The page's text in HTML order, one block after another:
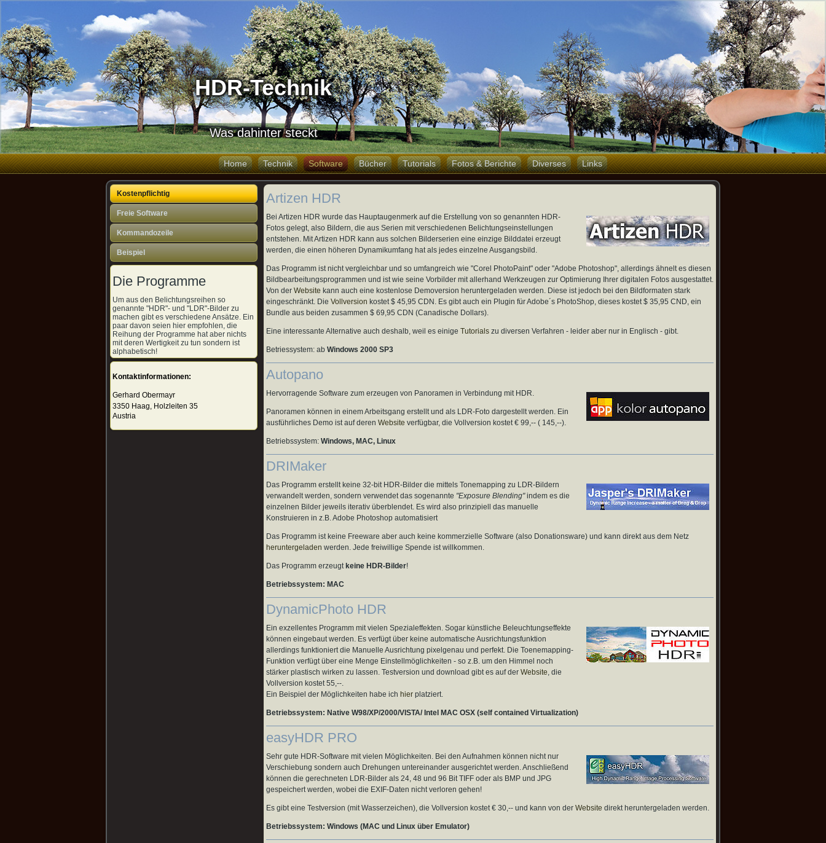
HDR-Technik
Was dahinter steckt
Home Technik Software Bücher Tutorials Fotos & Berichte Diverses Links
Kostenpflichtig
Freie Software
Kommandozeile
Beispiel
Die Programme
Um aus den Belichtungsreihen so
genannte "HDR"- und "LDR"-Bilder zu
machen gibt es verschiedene Ansätze. Ein
paar davon seien hier empfohlen, die
Reihung der Programme hat aber nichts
mit deren Wertigkeit zu tun sondern ist
alphabetisch!
Kontaktinformationen:
Gerhard Obermayr
3350 Haag, Holzleiten 35
Austria
Artizen HDR
Bei Artizen HDR wurde das Hauptaugenmerk auf die Erstellung von so genannten HDR-
Fotos gelegt, also Bildern, die aus Serien mit verschiedenen Belichtungseinstellungen
entstehen. Mit Artizen HDR kann aus solchen Bilderserien eine einzige Bilddatei erzeugt
werden, die einen höheren Dynamikumfang hat als jedes einzelne Ausgangsbild.
Das Programm ist nicht vergleichbar und so umfangreich wie "Corel PhotoPaint" oder "Adobe Photoshop", allerdings ähnelt es diesen
Bildbearbeitungsprogrammen und ist wie seine Vorbilder mit allerhand Werkzeugen zur Optimierung Ihrer digitalen Fotos ausgestattet.
Von der Website kann auch eine kostenlose Demoversion heruntergeladen werden. Diese ist jedoch bei den Bildformaten stark
eingeschränkt. Die Vollversion kostet $ 45,95 CDN. Es gibt auch ein Plugin für Adobe´s PhotoShop, dieses kostet $ 35,95 CND, ein
Bundle aus beiden zusammen $ 69,95 CDN (Canadische Dollars).
Eine interessante Alternative auch deshalb, weil es einige Tutorials zu diversen Verfahren - leider aber nur in Englisch - gibt.
Betriessystem: ab Windows 2000 SP3
Autopano
Hervorragende Software zum erzeugen von Panoramen in Verbindung mit HDR.
Panoramen können in einem Arbeitsgang erstellt und als LDR-Foto dargestellt werden. Ein
ausführliches Demo ist auf deren Website verfügbar, die Vollversion kostet € 99,-- ( 145,--).
Betriebssystem: Windows, MAC, Linux
DRIMaker
Das Programm erstellt keine 32-bit HDR-Bilder die mittels Tonemapping zu LDR-Bildern
verwandelt werden, sondern verwendet das sogenannte "Exposure Blending"indem es die
einzelnen Bilder jeweils iterativ überblendet. Es wird also prinzipiell das manuelle
Konstruieren in z.B. Adobe Photoshop automatisiert
Das Programm ist keine Freeware aber auch keine kommerzielle Software (also Donationsware) und kann direkt aus dem Netz
heruntergeladen werden. Jede freiwillige Spende ist willkommen.
Das Programm erzeugt keine HDR-Bilder!
Betriebssystem: MAC
DynamicPhoto HDR
Ein exzellentes Programm mit vielen Spezialeffekten. Sogar künstliche Beleuchtungseffekte
können eingebaut werden. Es verfügt über keine automatische Ausrichtungsfunktion
allerdings funktioniert die Manuelle Ausrichtung pixelgenau und perfekt. Die Toenemapping-
Funktion verfügt über eine Menge Einstellmöglichkeiten - so z.B. um den Himmel noch
stärker plastisch wirken zu lassen. Testversion und download gibt es auf der Website, die
Vollversion kostet 55,--.
Ein Beispiel der Möglichkeiten habe ich hier platziert.
Betriebssystem: Native W98/XP/2000/VISTA/ Intel MAC OSX (self contained Virtualization)
easyHDR PRO
Sehr gute HDR-Software mit vielen Möglichkeiten. Bei den Aufnahmen können nicht nur
Verschiebung sondern auch Drehungen untereinander ausgerichtet werden. Anschließend
können die gerechneten LDR-Bilder als 24, 48 und 96 Bit TIFF oder als BMP und JPG
gespeichert werden, wobei die EXIF-Daten nicht verloren gehen!
Es gibt eine Testversion (mit Wasserzeichen), die Vollversion kostet € 30,-- und kann von der Website direkt heruntergeladen werden.
Betriebssystem: Windows (MAC und Linux über Emulator)